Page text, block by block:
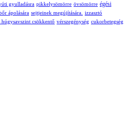
gyulladásra pikkelysömörre övsömörre égési
ápolására sejtjeinek megújítására. izzasztó
csökkentő vérszegénység cukorbetegség